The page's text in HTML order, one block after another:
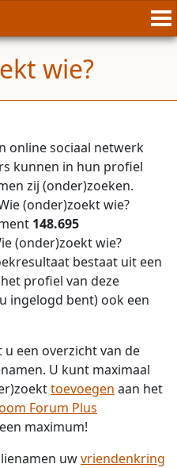
wie?
online sociaal netwerk
kunnen in hun profiel
zij (onder)zoeken.
(onder)zoekt wie?
148.695
(onder)zoekt wie?
bestaat uit een
profiel van deze
ingelogd bent) ook een
u een overzicht van de
U kunt maximaal
toevoegen aan het
Forum Plus
maximum!
uwvriendenkring